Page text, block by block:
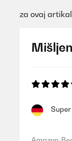
za ovaj